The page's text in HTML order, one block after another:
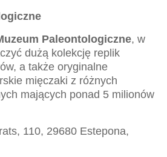
Paleontologiczne, w
dużą kolekcję replik
a także oryginalne
mięczaki z różnych
mających ponad 5 milionów
110, 29680 Estepona,